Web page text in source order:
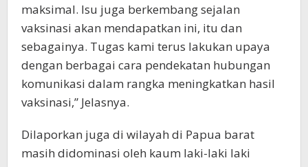
maksimal. Isu juga berkembang sejalan
vaksinasi akan mendapatkan ini, itu dan
sebagainya. Tugas kami terus lakukan upaya
dengan berbagai cara pendekatan hubungan
komunikasi dalam rangka meningkatkan hasil
vaksinasi,” Jelasnya.
Dilaporkan juga di wilayah di Papua barat
masih didominasi oleh kaum laki-laki laki